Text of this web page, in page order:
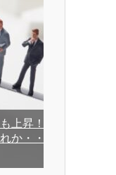
上昇！
か・・